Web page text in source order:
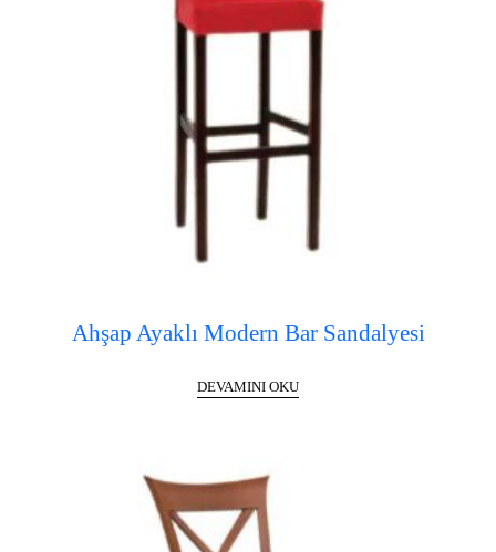
Ahşap Ayaklı Modern Bar Sandalyesi
DEVAMINI OKU